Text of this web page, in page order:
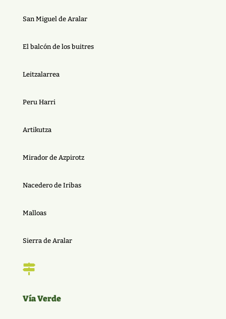
San Miguel de Aralar
El balcón de los buitres
Leitzalarrea
Peru Harri
Artikutza
Mirador de Azpirotz
Nacedero de Iribas
Malloas
Sierra de Aralar

Vía Verde